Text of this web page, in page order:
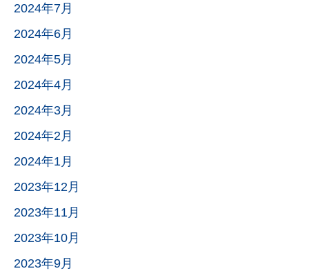
2024年7月
2024年6月
2024年5月
2024年4月
2024年3月
2024年2月
2024年1月
2023年12月
2023年11月
2023年10月
2023年9月